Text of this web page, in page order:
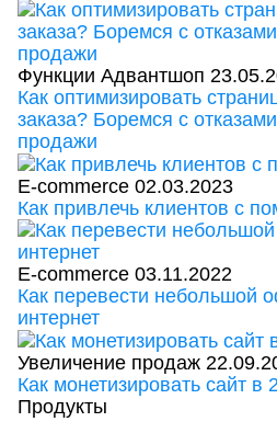
Функции Адвантшоп
Как оптимизировать
заказа? Боремся с
продажи
E-commerce 02.03.2023
Как привлечь клиентов с
E-commerce 03.11.2022
Как перевести небольшой
интернет
Увеличение продаж
Как монетизировать сайт в
Продукты